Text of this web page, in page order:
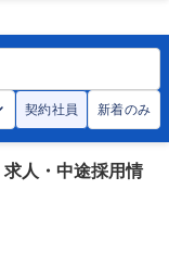
契約社員 新着のみ
人・中途採用情